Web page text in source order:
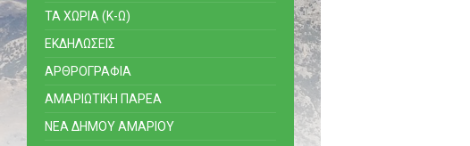
ΤΑ ΧΩΡΙΑ (Κ-Ω)
ΕΚΔΗΛΩΣΕΙΣ
ΑΡΘΡΟΓΡΑΦΙΑ
ΑΜΑΡΙΩΤΙΚΗ ΠΑΡΕΑ
ΝΕΑ ΔΗΜΟΥ ΑΜΑΡΙΟΥ